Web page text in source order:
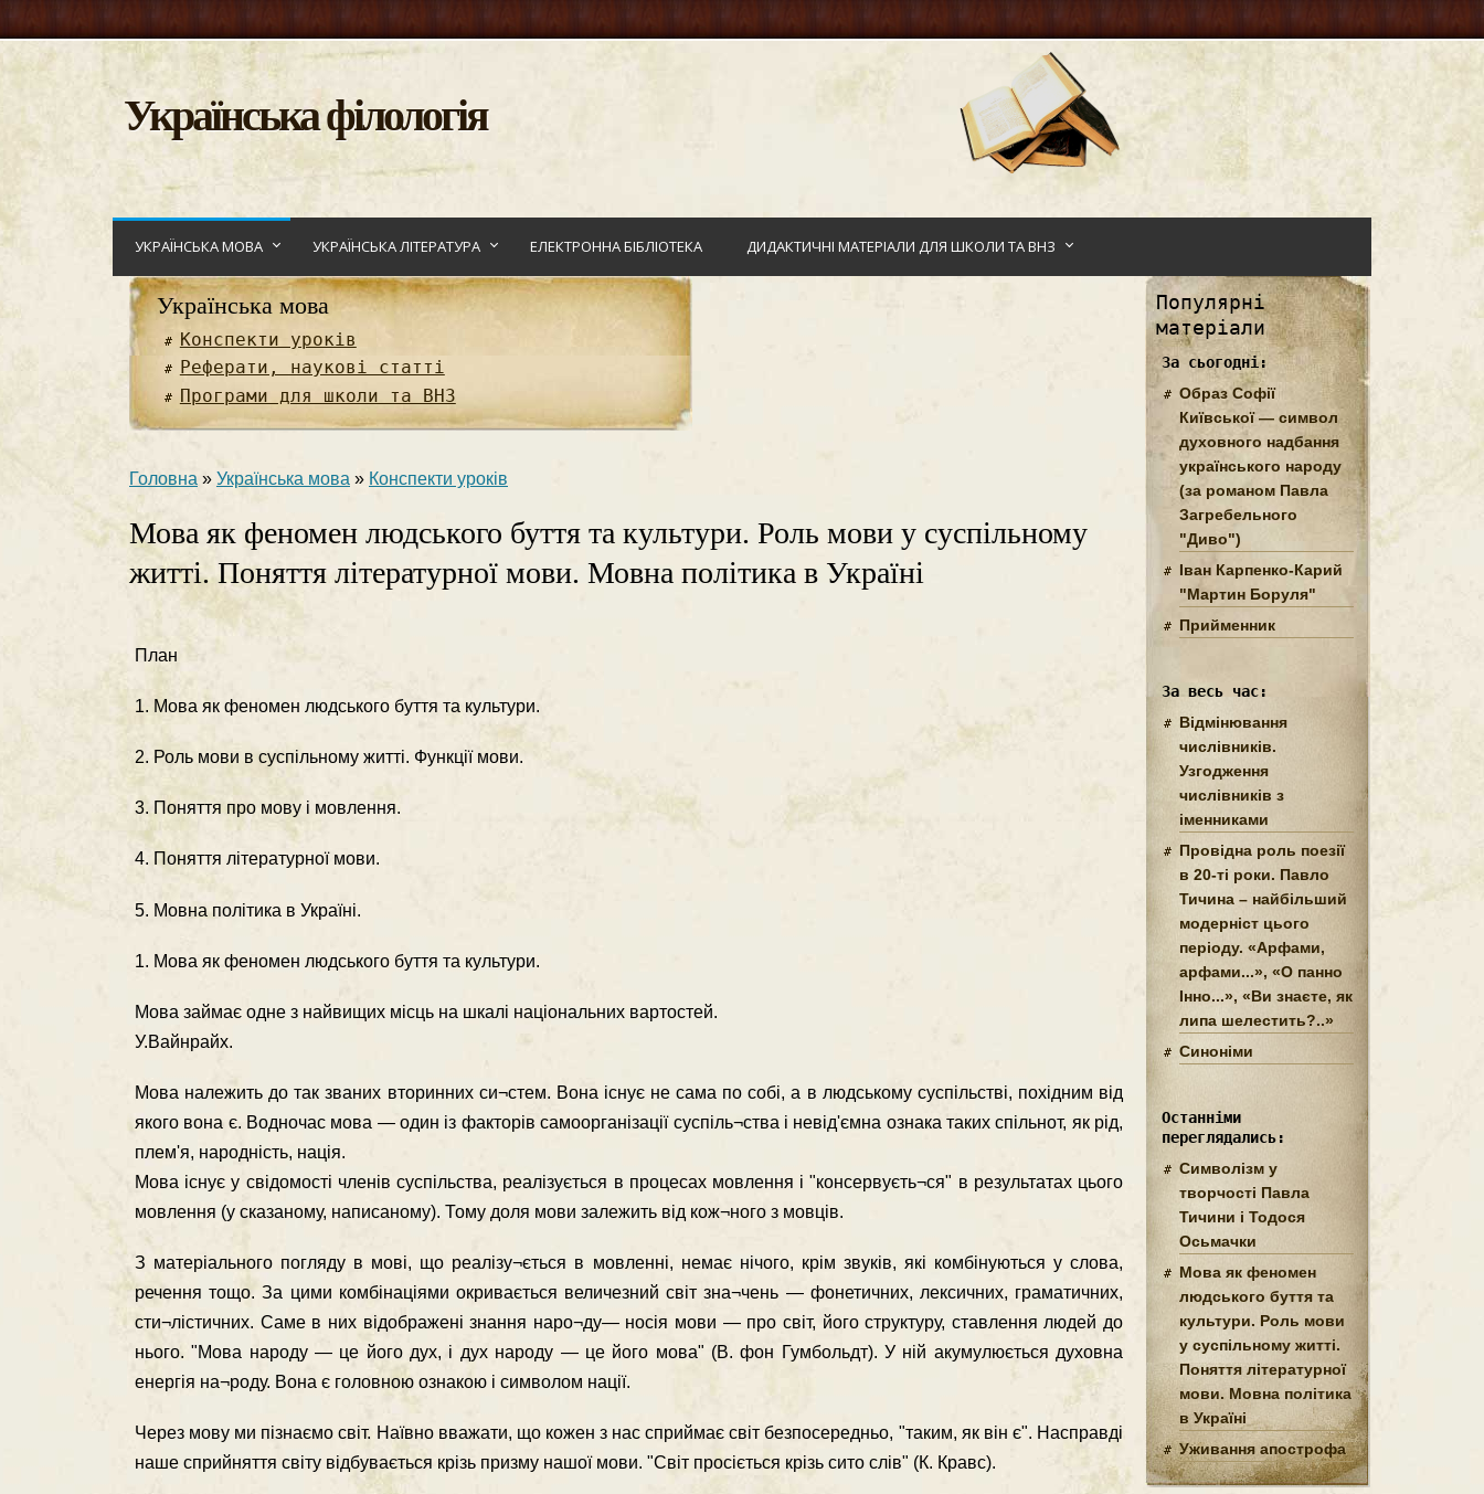
Українська філологія
УКРАЇНСЬКА МОВА УКРАЇНСЬКА ЛІТЕРАТУРА ЕЛЕКТРОННА БІБЛІОТЕКА ДИДАКТИЧНІ МАТЕРІАЛИ ДЛЯ ШКОЛИ ТА ВНЗ
Українська мова
Конспекти уроків
Реферати, наукові статті
Програми для школи та ВНЗ
Головна » Українська мова » Конспекти уроків
Мова як феномен людського буття та культури. Роль мови у суспільному
житті. Поняття літературної мови. Мовна політика в Україні
План
1. Мова як феномен людського буття та культури.
2. Роль мови в суспільному житті. Функції мови.
3. Поняття про мову і мовлення.
4. Поняття літературної мови.
5. Мовна політика в Україні.
1. Мова як феномен людського буття та культури.
Мова займає одне з найвищих місць на шкалі національних вартостей.
У.Вайнрайх.
Мова належить до так званих вторинних си¬стем. Вона існує не сама по собі, а в людському суспільстві, похідним від
якого вона є. Водночас мова — один із факторів самоорганізації суспіль¬ства і невід'ємна ознака таких спільнот, як рід,
плем'я, народність, нація.
Мова існує у свідомості членів суспільства, реалізується в процесах мовлення і "консервуєть¬ся" в результатах цього
мовлення (у сказаному, написаному). Тому доля мови залежить від кож¬ного з мовців.
З матеріального погляду в мові, що реалізу¬ється в мовленні, немає нічого, крім звуків, які комбінуються у слова,
речення тощо. За цими комбінаціями окривається величезний світ зна¬чень — фонетичних, лексичних, граматичних,
сти¬лістичних. Саме в них відображені знання наро¬ду— носія мови — про світ, його структуру, ставлення людей до
нього. "Мова народу — це його дух, і дух народу — це його мова" (В. фон Гумбольдт). У ній акумулюється духовна
енергія на¬роду. Вона є головною ознакою і символом нації.
Через мову ми пізнаємо світ. Наївно вважати, що кожен з нас сприймає світ безпосередньо, "таким, як він є". Насправді
наше сприйняття світу відбувається крізь призму нашої мови. "Світ просіється крізь сито слів" (К. Кравс).
Популярні
матеріали
За сьогодні:
Образ Софії
Київської — символ
духовного надбання
українського народу
(за романом Павла
Загребельного
"Диво")
Іван Карпенко-Карий
"Мартин Боруля"
Прийменник
За весь час:
Відмінювання
числівників.
Узгодження
числівників з
іменниками
Провідна роль поезії
в 20-ті роки. Павло
Тичина – найбільший
модерніст цього
періоду. «Арфами,
арфами...», «О панно
Інно...», «Ви знаєте, як
липа шелестить?..»
Синоніми
Останніми
переглядались:
Символізм у
творчості Павла
Тичини і Тодося
Осьмачки
Мова як феномен
людського буття та
культури. Роль мови
у суспільному житті.
Поняття літературної
мови. Мовна політика
в Україні
Уживання апострофа